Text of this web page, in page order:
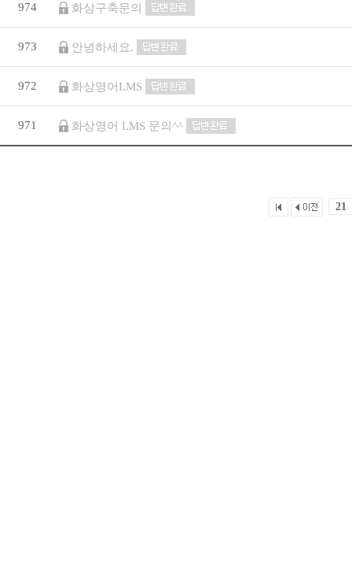
974 화상구축문의
973 안녕하세요.
972 화상영어LMS
971 화상영어 LMS 문의^^
21